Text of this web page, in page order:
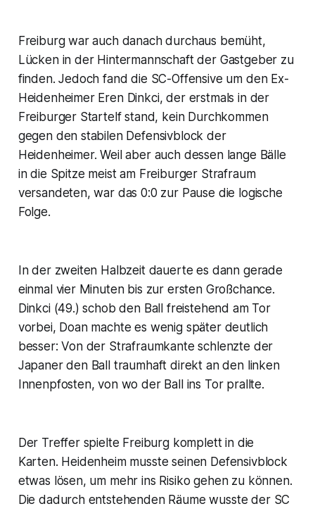
Freiburg war auch danach durchaus bemüht,
Lücken in der Hintermannschaft der Gastgeber zu
finden. Jedoch fand die SC-Offensive um den Ex-
Heidenheimer Eren Dinkci, der erstmals in der
Freiburger Startelf stand, kein Durchkommen
gegen den stabilen Defensivblock der
Heidenheimer. Weil aber auch dessen lange Bälle
in die Spitze meist am Freiburger Strafraum
versandeten, war das 0:0 zur Pause die logische
Folge.
In der zweiten Halbzeit dauerte es dann gerade
einmal vier Minuten bis zur ersten Großchance.
Dinkci (49.) schob den Ball freistehend am Tor
vorbei, Doan machte es wenig später deutlich
besser: Von der Strafraumkante schlenzte der
Japaner den Ball traumhaft direkt an den linken
Innenpfosten, von wo der Ball ins Tor prallte.
Der Treffer spielte Freiburg komplett in die
Karten. Heidenheim musste seinen Defensivblock
etwas lösen, um mehr ins Risiko gehen zu können.
Die dadurch entstehenden Räume wusste der SC